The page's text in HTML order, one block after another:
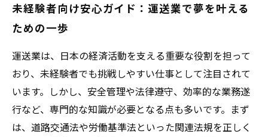
未経験者向け安心ガイド：運送業で夢を叶える
ための一歩
運送業は、日本の経済活動を支える重要な役割を担って
おり、未経験者でも挑戦しやすい仕事として注目されて
います。しかし、安全管理や法律遵守、効率的な業務遂
行など、専門的な知識が必要となる点も多いです。まず
は、道路交通法や労働基準法といった関連法規を正しく